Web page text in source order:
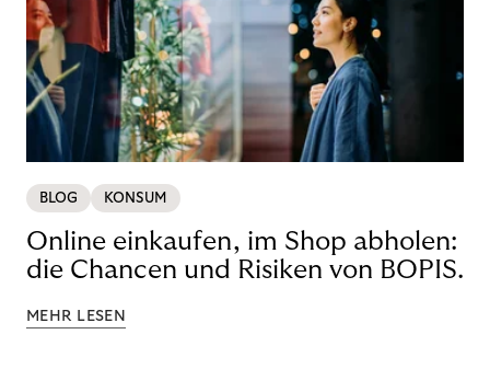
BLOG KONSUM
Online einkaufen, im Shop abholen:
die Chancen und Risiken von BOPIS.
MEHR LESEN